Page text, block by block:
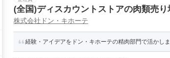
(全国)ディスカウントストアの肉類売
株式会社ドン・キホーテ
経験・アイデアをドン・キホーテの精肉部門で活かし